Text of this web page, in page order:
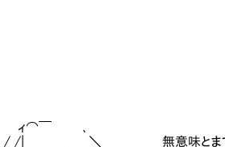
￣ ､
とまでは言わないけど……